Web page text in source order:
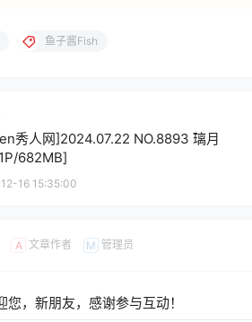
鱼子酱Fish
秀人网]2024.07.22 NO.8893 璃月
682MB]
16 15:35:00
A 文章作者 M 管理员
您，新朋友，感谢参与互动！